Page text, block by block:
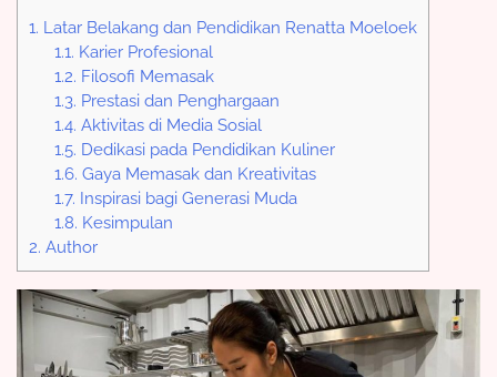
1. Latar Belakang dan Pendidikan Renatta Moeloek
1.1. Karier Profesional
1.2. Filosofi Memasak
1.3. Prestasi dan Penghargaan
1.4. Aktivitas di Media Sosial
1.5. Dedikasi pada Pendidikan Kuliner
1.6. Gaya Memasak dan Kreativitas
1.7. Inspirasi bagi Generasi Muda
1.8. Kesimpulan
2. Author